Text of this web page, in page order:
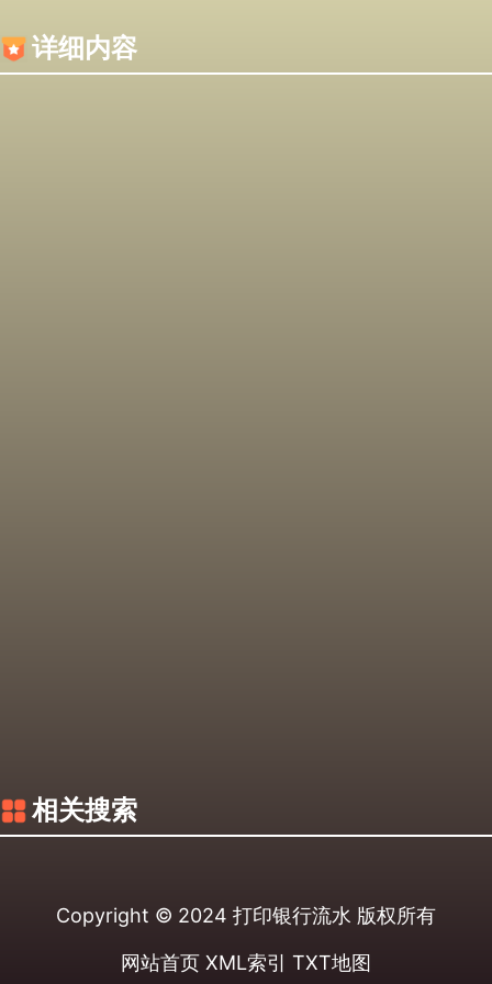
详细内容
相关搜索
Copyright © 2024 打印银行流水 版权所有
网站首页 XML索引 TXT地图